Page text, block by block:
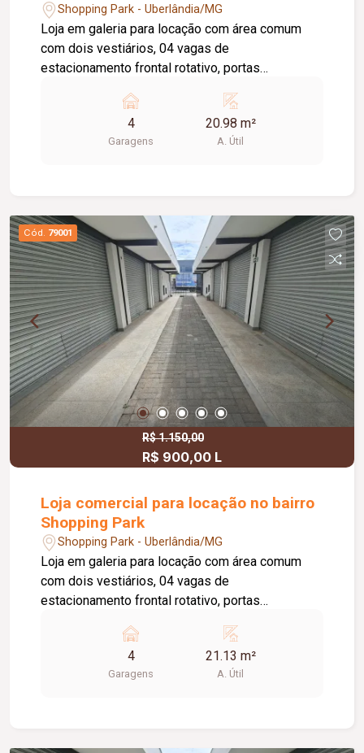
Shopping Park - Uberlândia/MG
Loja em galeria para locação com área comum
com dois vestiários, 04 vagas de
estacionamento frontal rotativo, portas
alugar todas as salas juntas.
4
Garagens
20.98 m²
A. Útil
Cód. 79001
R$ 1.150,00
R$ 900,00 L
Loja comercial para locação no bairro
Shopping Park
Shopping Park - Uberlândia/MG
Loja em galeria para locação com área comum
com dois vestiários, 04 vagas de
estacionamento frontal rotativo, portas
alugar todas as salas juntas.
4
Garagens
21.13 m²
A. Útil